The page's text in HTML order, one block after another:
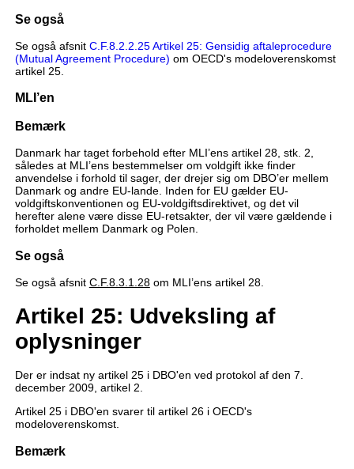
Se også
Se også afsnit C.F.8.2.2.25 Artikel 25: Gensidig aftaleprocedure
(Mutual Agreement Procedure) om OECD's modeloverenskomst
artikel 25.
MLI’en
Bemærk
Danmark har taget forbehold efter MLI’ens artikel 28, stk. 2,
således at MLI’ens bestemmelser om voldgift ikke finder
anvendelse i forhold til sager, der drejer sig om DBO’er mellem
Danmark og andre EU-lande. Inden for EU gælder EU-
voldgiftskonventionen og EU-voldgiftsdirektivet, og det vil
herefter alene være disse EU-retsakter, der vil være gældende i
forholdet mellem Danmark og Polen.
Se også
Se også afsnit C.F.8.3.1.28om MLI’ens artikel 28.
Artikel 25: Udveksling af
oplysninger
Der er indsat ny artikel 25 i DBO'en ved protokol af den 7.
december 2009, artikel 2.
Artikel 25 i DBO'en svarer til artikel 26 i OECD's
modeloverenskomst.
Bemærk